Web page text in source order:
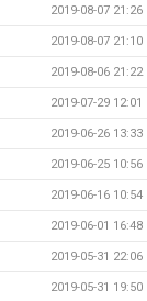
2019-08-07 21:26
2019-08-07 21:10
2019-08-06 21:22
2019-07-29 12:01
2019-06-26 13:33
2019-06-25 10:56
2019-06-16 10:54
2019-06-01 16:48
2019-05-31 22:06
2019-05-31 19:50